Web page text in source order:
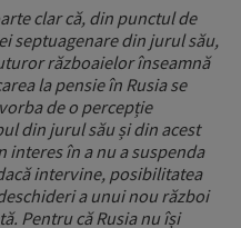
clar că, din punctul de
septuagenare din jurul său,
războaielor înseamnă
la pensie în Rusia se
de o percepție
din jurul său și din acest
interes în a nu a suspenda
intervine, posibilitatea
a unui nou război
Pentru că Rusia nu își